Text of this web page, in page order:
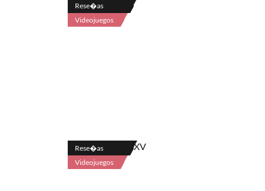
Rese�as
Videojuegos
Rese�as
Videojuegos